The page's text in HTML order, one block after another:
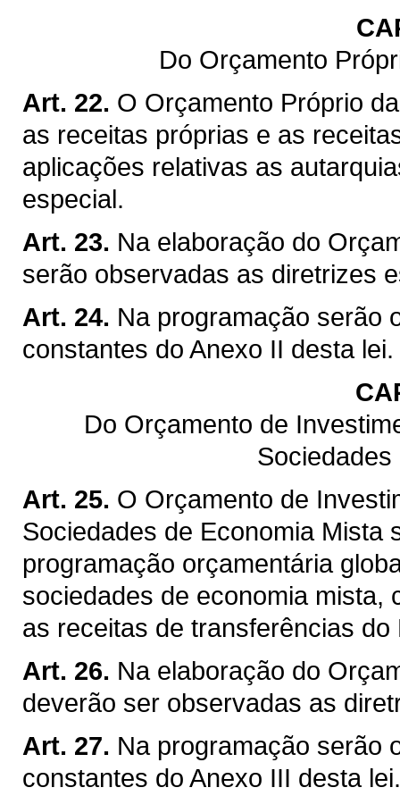
Do Orçamento
Art. 22. O Orçamento Próprio
as receitas próprias e as
aplicações relativas as
especial.
Art. 23. Na elaboração do
serão observadas as diretrizes
Art. 24. Na programação serão
constantes do Anexo II desta lei.
Do Orçamento de
Art. 25. O Orçamento de
Sociedades de Economia Mista
programação orçamentária
sociedades de economia mista,
as receitas de transferências
Art. 26. Na elaboração do
deverão ser observadas as
Art. 27. Na programação serão
constantes do Anexo III desta lei.